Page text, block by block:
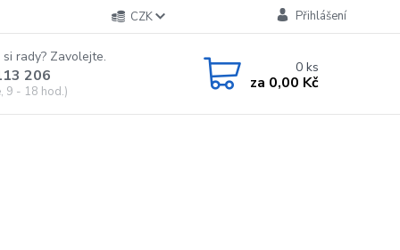
CZK Přihlášení
rady? Zavolejte.
206
9 - 18 hod.)
0ks
za 0,00 Kč